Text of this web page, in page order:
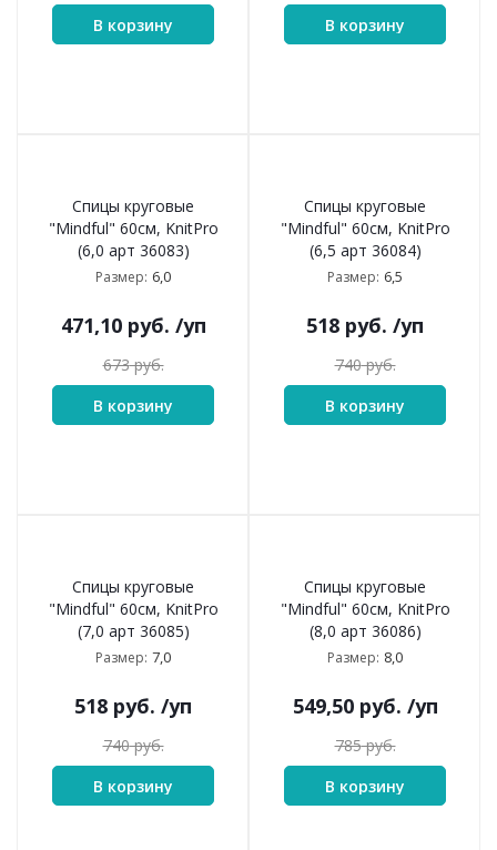
В корзину
В корзину
Спицы круговые
"Mindful" 60см, KnitPro
(6,0 арт 36083)
Размер: 6,0
471,10руб. /уп
673руб.
В корзину
Спицы круговые
"Mindful" 60см, KnitPro
(6,5 арт 36084)
Размер: 6,5
518 руб. /уп
740руб.
В корзину
Спицы круговые
"Mindful" 60см, KnitPro
(7,0 арт 36085)
Размер: 7,0
518 руб. /уп
740руб.
В корзину
Спицы круговые
"Mindful" 60см, KnitPro
(8,0 арт 36086)
Размер: 8,0
549,50руб. /уп
785руб.
В корзину